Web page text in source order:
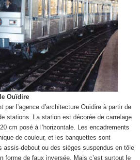
Ouïdire
par l’agence d’architecture Ouïdire à partir de
stations. La station est décorée de carrelage
cm posé à l’horizontale. Les encadrements
de couleur, et les banquettes sont
assis-debout ou des sièges suspendus en tôle
forme de faux inversée. Mais c’est surtout le